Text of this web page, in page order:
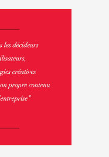
Marque Employeur
Communication
Accompagnement Du
Ebook
Advocacy Strategy
Ambassadeur Idéal
Demande De Support